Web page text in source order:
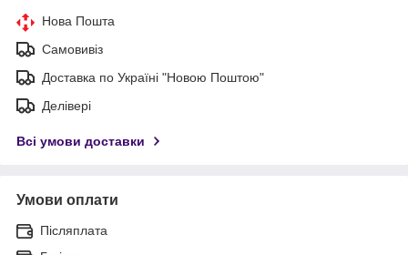
Нова Пошта
Самовивіз
Доставка по Україні "Новою Поштою"
Делівері
Всі умови доставки
Умови оплати
Післяплата